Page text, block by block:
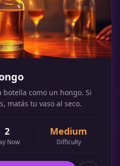
botella como un hongo. Si
matás tu vaso al seco.
2
Now
Medium
Difficulty